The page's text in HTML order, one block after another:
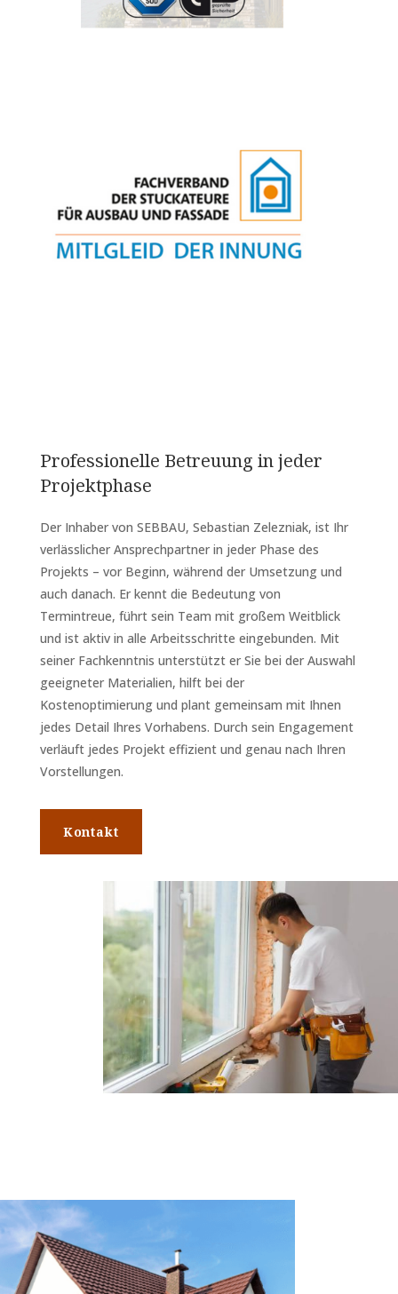
Professionelle Betreuung in jeder
Projektphase
Der Inhaber von SEBBAU, Sebastian Zelezniak, ist Ihr
verlässlicher Ansprechpartner in jeder Phase des
Projekts – vor Beginn, während der Umsetzung und
auch danach. Er kennt die Bedeutung von
Termintreue, führt sein Team mit großem Weitblick
und ist aktiv in alle Arbeitsschritte eingebunden. Mit
seiner Fachkenntnis unterstützt er Sie bei der Auswahl
geeigneter Materialien, hilft bei der
Kostenoptimierung und plant gemeinsam mit Ihnen
jedes Detail Ihres Vorhabens. Durch sein Engagement
verläuft jedes Projekt effizient und genau nach Ihren
Vorstellungen.
Kontakt